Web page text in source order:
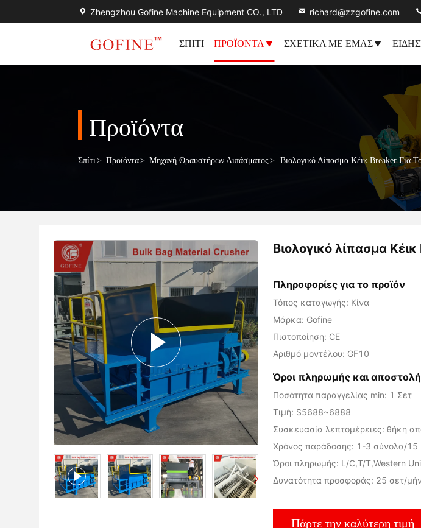
Zhengzhou Gofine Machine Equipment CO., LTD richard@zzgofine.com
ΣΠΊΤΙ ΠΡΟΪΌΝΤΑ ΣΧΕΤΙΚΆ ΜΕ ΕΜΆΣ
Προϊόντα
Σπίτι> Προϊόντα> Μηχανή Θραυστήρων Λιπάσματος > Βιολογικό Λίπασμα Κέικ Breaker Για
Βιολογικό λίπασμα
Πληροφορίες για το προϊόν
Τόπος καταγωγής: Κίνα
Μάρκα: Gofine
Πιστοποίηση: CE
Αριθμό μοντέλου: GF10
Όροι πληρωμής και
Ποσότητα παραγγελίας min: 1 Σετ
Τιμή: $5688~6888
Συσκευασία λεπτομέρειες: θήκη
Χρόνος παράδοσης: 1-3 σύνολα/15
Όροι πληρωμής: L/C,T/T,Western
Δυνατότητα προσφοράς: 25 σετ/
Πάρτε την καλύτερη τιμή